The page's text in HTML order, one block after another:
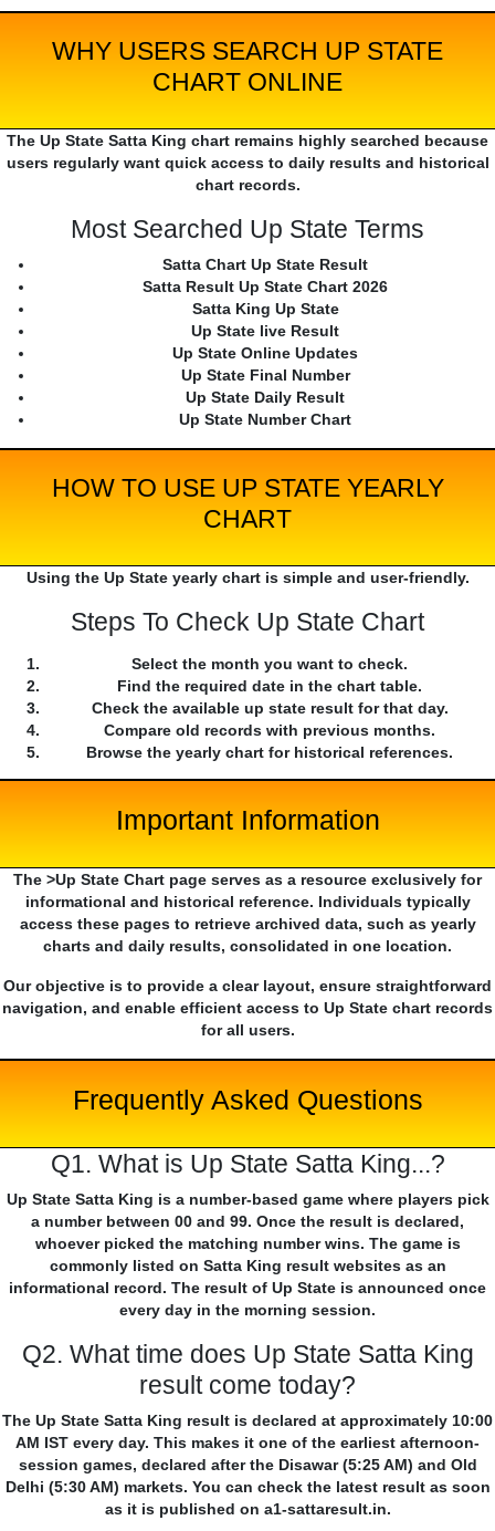
WHY USERS SEARCH UP STATE
CHART ONLINE
The Up State Satta King chart remains highly searched because
users regularly want quick access to daily results and historical
chart records.
Most Searched Up State Terms
Satta Chart Up State Result
Satta Result Up State Chart 2026
Satta King Up State
Up State live Result
Up State Online Updates
Up State Final Number
Up State Daily Result
Up State Number Chart
HOW TO USE UP STATE YEARLY
CHART
Using the Up State yearly chart is simple and user-friendly.
Steps To Check Up State Chart
Select the month you want to check.
Find the required date in the chart table.
Check the available up state result for that day.
Compare old records with previous months.
Browse the yearly chart for historical references.
Important Information
The >Up State Chart page serves as a resource exclusively for
informational and historical reference. Individuals typically
access these pages to retrieve archived data, such as yearly
charts and daily results, consolidated in one location.
Our objective is to provide a clear layout, ensure straightforward
navigation, and enable efficient access to Up State chart records
for all users.
Frequently Asked Questions
Q1. What is Up State Satta King...?
Up State Satta King is a number-based game where players pick
a number between 00 and 99. Once the result is declared,
whoever picked the matching number wins. The game is
commonly listed on Satta King result websites as an
informational record. The result of Up State is announced once
every day in the morning session.
Q2. What time does Up State Satta King
result come today?
The Up State Satta King result is declared at approximately 10:00
AM IST every day. This makes it one of the earliest afternoon-
session games, declared after the Disawar (5:25 AM) and Old
Delhi (5:30 AM) markets. You can check the latest result as soon
as it is published on a1-sattaresult.in.